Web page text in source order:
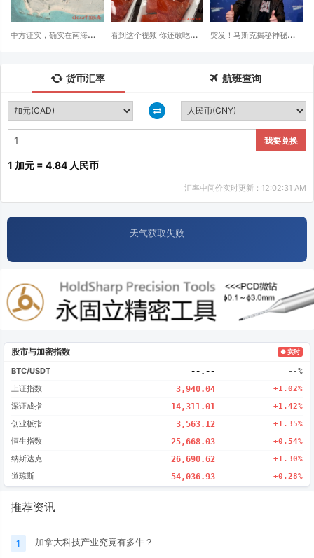
中方证实，确实在南海中建
看到这个视频 你还敢吃生
突发！马斯克揭秘神秘
货币汇率 航班查询
我要兑换
1 加元 = 4.84 人民币
汇率中间价实时更新：12:02:31 AM
天气获取失败
股市与加密指数 ● 实时
BTC/USDT --.-- --%
上证指数 3,940.04 +1.02%
深证成指 14,311.01 +1.42%
创业板指 3,563.12 +1.35%
恒生指数 25,668.03 +0.54%
纳斯达克 26,690.62 +1.30%
道琼斯 54,036.93 +0.28%
推荐资讯
1 加拿大科技产业究竟有多牛？